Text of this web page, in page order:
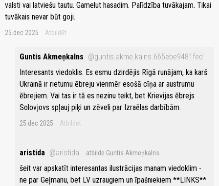
valsti vai latviešu tautu. Gamelut hasadim. Palīdzība tuvākajam. Tikai
tuvākais nevar būt goji.
25.dec 2025 Atbildēt
Guntis Akmeņkalns @guntis.akme.kalns.665ebe9481fed
Interesants viedoklis. Es esmu dzird­ējis Rīgā runājam, ka karš
Ukrain­ā ir rietumu ēbreju vienmēr eso­šā cīņa ar austrumu
ēbrejiem. Vai tas ir tā es nezinu teikt, bet Krievijas ēbrejs
Solovjovs spļauj piķi un zēveli par Izraēlas darbībām.
25.dec 2025 Atbildēt
aristida @aristida atbilde Guntis Akmeņkalns
šeit var apskatīt interesantas ilustrācijas manam viedoklim -
ne par Geļmanu, bet LV uzraugiem un īpašniekiem **LINKS**